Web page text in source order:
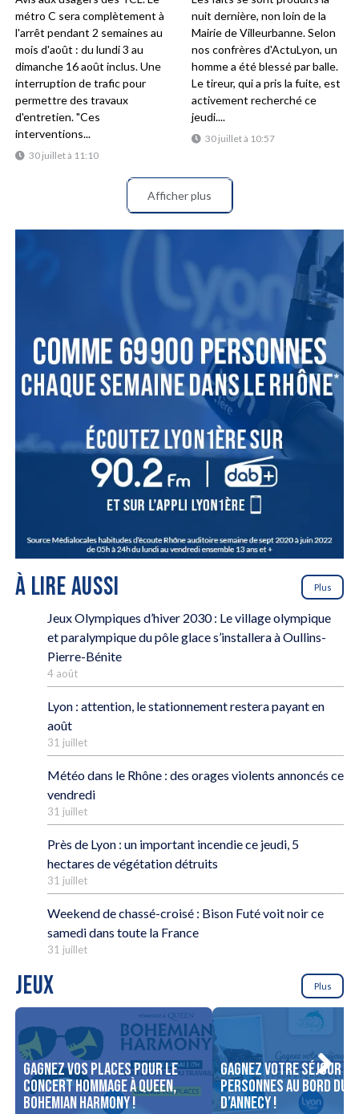
30 juillet à 11:10
métro C sera complètement à
l'arrêt pendant 2 semaines au
mois d'août : du lundi 3 au
dimanche 16 août inclus. Une
interruption de trafic pour
permettre des travaux
d'entretien. "Ces
interventions...
30 juillet à 10:57
nuit dernière, non loin de la
Mairie de Villeurbanne. Selon
nos confrères d'ActuLyon, un
homme a été blessé par balle.
Le tireur, qui a pris la fuite, est
activement recherché ce
jeudi....
Afficher plus
À LIRE AUSSI Plus
Jeux Olympiques d’hiver 2030 : Le village olympique
et paralympique du pôle glace s’installera à Oullins-
Pierre-Bénite
4 août
Lyon : attention, le stationnement restera payant en
août
31 juillet
Météo dans le Rhône : des orages violents annoncés ce
vendredi
31 juillet
Près de Lyon : un important incendie ce jeudi, 5
hectares de végétation détruits
31 juillet
Weekend de chassé-croisé : Bison Futé voit noir ce
samedi dans toute la France
31 juillet
JEUX Plus
Gagnez vos places pour le
concert Hommage à Queen,
Bohemian Harmony !
Gagnez votre séjour
personnes au bord du
d’Annecy !